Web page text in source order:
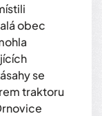
obec
se
traktoru